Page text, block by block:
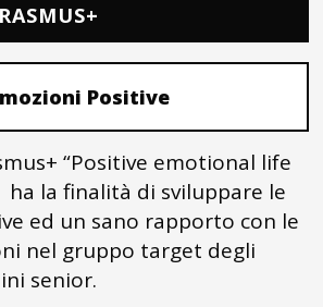
Positive
“Positive emotional life
ha la finalità di sviluppare le
ed un sano rapporto con le
nel gruppo target degli
senior.